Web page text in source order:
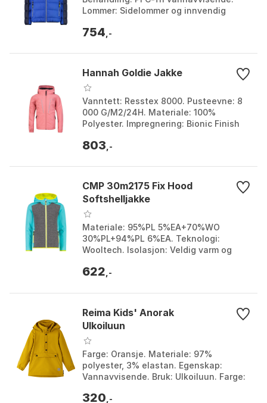
Lommer: Sidelommer og innvendig
på bunn og ermer. Farg...
754 ,-
Hannah Goldie Jakke
Vanntett: Resstex 8000. Pusteevne: 8
000 G/M2/24H. Materiale: 100%
Polyester. Impregnering: Bionic Finish
red, Harbor bl...
803 ,-
CMP 30m2175 Fix Hood
Softshelljakke
Materiale: 95%PL 5%EA+70%WO
30%PL+94%PL 6%EA. Teknologi:
Wooltech. Isolasjon: Veldig varm og
bevegelsesfrihet. Farge: Aqua, Campari
622 ,-
Reima Kids' Anorak
Ulkoiluun
Farge: Oransje. Materiale: 97%
polyester, 3% elastan. Egenskap:
Vannavvisende. Bruk: Ulkoiluun. Farge:
320 ,-